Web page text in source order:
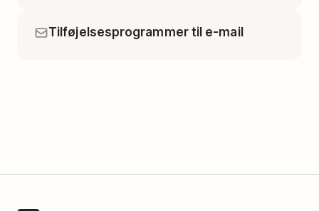
Tilføjelsesprogrammer til e-mail